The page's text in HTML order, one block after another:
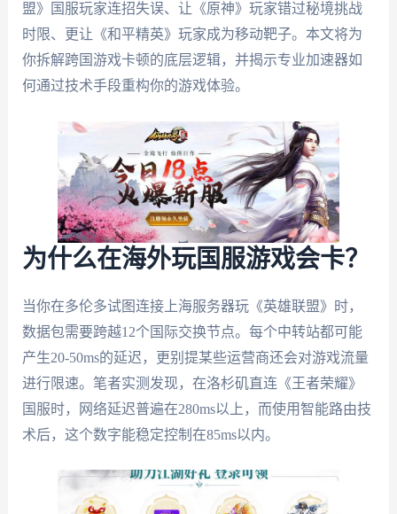
盟》国服玩家连招失误、让《原神》玩家错过秘境挑战
时限、更让《和平精英》玩家成为移动靶子。本文将为
你拆解跨国游戏卡顿的底层逻辑，并揭示专业加速器如
何通过技术手段重构你的游戏体验。
为什么在海外玩国服游戏会卡？
当你在多伦多试图连接上海服务器玩《英雄联盟》时，
数据包需要跨越12个国际交换节点。每个中转站都可能
产生20-50ms的延迟，更别提某些运营商还会对游戏流量
进行限速。笔者实测发现，在洛杉矶直连《王者荣耀》
国服时，网络延迟普遍在280ms以上，而使用智能路由技
术后，这个数字能稳定控制在85ms以内。